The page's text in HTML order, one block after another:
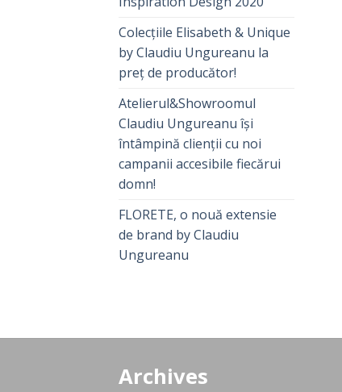
Colecțiile Elisabeth & Unique
by Claudiu Ungureanu la
preț de producător!
Atelierul&Showroomul
Claudiu Ungureanu își
întâmpină clienții cu noi
campanii accesibile fiecărui
domn!
FLORETE, o nouă extensie
de brand by Claudiu
Ungureanu
Archives